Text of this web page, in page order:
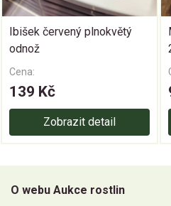
Ibišek červený plnokvětý
odnož
Cena:
139 Kč
Zobrazit detail
O webu Aukce rostlin